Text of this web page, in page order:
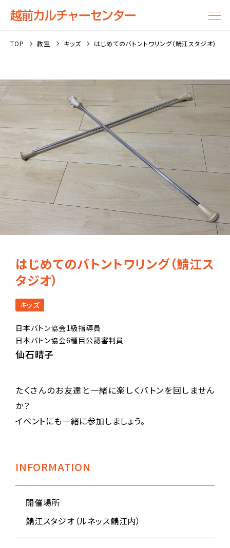
TOP 教室 キッズ はじめてのバトントワリング（鯖江スタジオ）
はじめてのバトントワリング（鯖江ス
タジオ）
キッズ
日本バトン協会1級指導員
日本バトン協会6種目公認審判員
仙石晴子
たくさんのお友達と一緒に楽しくバトンを回しません
か？
イベントにも一緒に参加しましょう。
INFORMATION
開催場所
鯖江スタジオ（ルネッス鯖江内）